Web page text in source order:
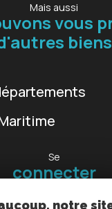
Mais aussi
vous
biens
Se
connecter
espace notre